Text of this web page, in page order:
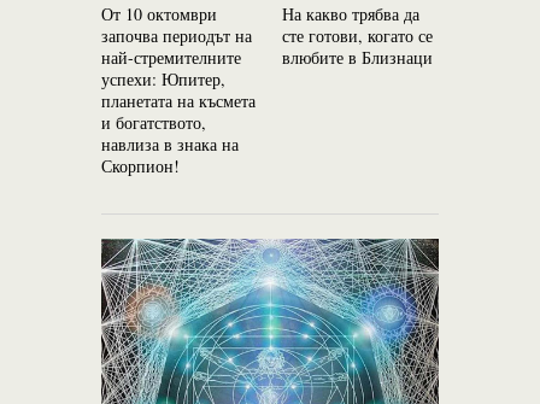
От 10 октомври
започва периодът на
най-стремителните
успехи: Юпитер,
планетата на късмета
и богатството,
навлиза в знака на
Скорпион!
На какво трябва да
сте готови, когато се
влюбите в Близнаци